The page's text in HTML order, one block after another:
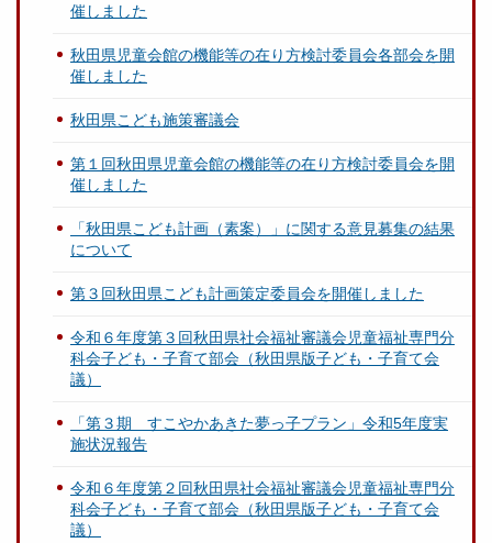
催しました
秋田県児童会館の機能等の在り方検討委員会各部会を開
催しました
秋田県こども施策審議会
第１回秋田県児童会館の機能等の在り方検討委員会を開
催しました
「秋田県こども計画（素案）」に関する意見募集の結果
について
第３回秋田県こども計画策定委員会を開催しました
令和６年度第３回秋田県社会福祉審議会児童福祉専門分
科会子ども・子育て部会（秋田県版子ども・子育て会
議）
「第３期 すこやかあきた夢っ子プラン」令和5年度実
施状況報告
令和６年度第２回秋田県社会福祉審議会児童福祉専門分
科会子ども・子育て部会（秋田県版子ども・子育て会
議）